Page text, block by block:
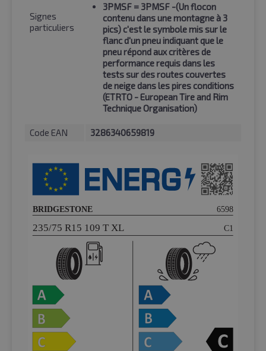
Signes
particuliers
3PMSF = 3PMSF -(Un flocon
contenu dans une montagne à 3
pics) c'est le symbole mis sur le
flanc d'un pneu indiquant que le
pneu répond aux critères de
performance requis dans les
tests sur des routes couvertes
de neige dans les pires conditions
(ETRTO - European Tire and Rim
Technique Organisation)
Code EAN 3286340659819